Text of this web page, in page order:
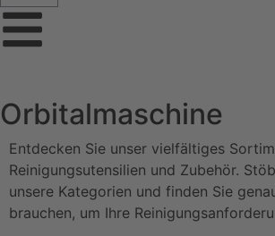
Orbitalmaschine
Entdecken Sie unser vielfältiges
Reinigungsutensilien und Zubehör.
unsere Kategorien und finden Sie
brauchen, um Ihre